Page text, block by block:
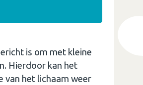
is om met kleine
Hierdoor kan het
van het lichaam weer